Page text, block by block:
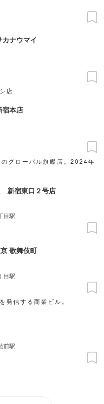
ナウマイ
店
宿本店
グローバル旗艦店。2024年
新宿東口２号店
目駅
歌舞伎町
発信する商業ビル。
目駅
前駅